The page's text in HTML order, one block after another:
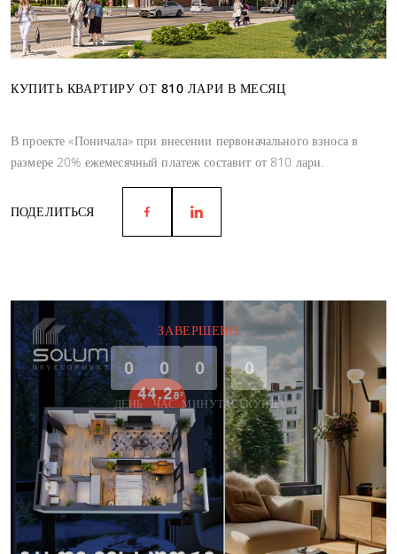
КУПИТЬ КВАРТИРУ ОТ 810 ЛАРИ В МЕСЯЦ
В проекте «Поничала» при внесении первоначального взноса в
размере 20% ежемесячный платеж составит от 810 лари.
ПОДЕЛИТЬСЯ
ЗАВЕРШЕНО
0
ДЕНЬ
0
ЧАС
0
МИНУТА
0
СЕКУНДА